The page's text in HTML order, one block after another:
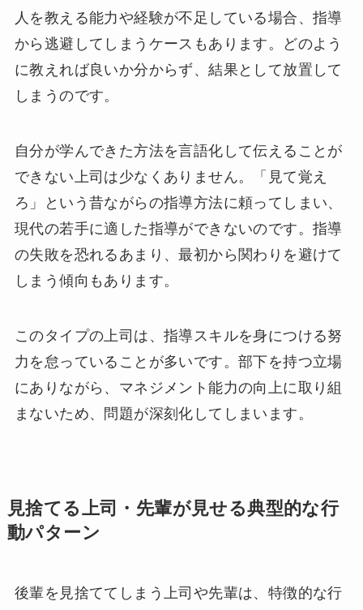
人を教える能力や経験が不足している場合、指導
から逃避してしまうケースもあります。どのよう
に教えれば良いか分からず、結果として放置して
しまうのです。
自分が学んできた方法を言語化して伝えることが
できない上司は少なくありません。「見て覚え
ろ」という昔ながらの指導方法に頼ってしまい、
現代の若手に適した指導ができないのです。指導
の失敗を恐れるあまり、最初から関わりを避けて
しまう傾向もあります。
このタイプの上司は、指導スキルを身につける努
力を怠っていることが多いです。部下を持つ立場
にありながら、マネジメント能力の向上に取り組
まないため、問題が深刻化してしまいます。
見捨てる上司・先輩が見せる典型的な行
動パターン
後輩を見捨ててしまう上司や先輩は、特徴的な行